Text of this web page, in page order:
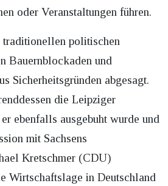
oder Veranstaltungen führen.
traditionellen politischen
Bauernblockaden und
Sicherheitsgründen abgesagt.
die Leipziger
ebenfalls ausgebuht wurde und
mit Sachsens
Kretschmer (CDU)
Wirtschaftslage in Deutschland